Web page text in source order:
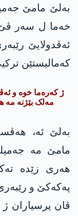
بەلێ مامێ
خەما ل سەر
ئەڤدولایێ
کەمالیستێن
ژ کەرەما خوە و
مەلک بێژنە مە
بەلێ ئە،
مامێ مە
هەری زێدە
پەکەکێ و
ڤان پرسیاران